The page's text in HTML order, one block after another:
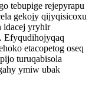
tebupige rejepyrapu
gekojy qijyqisicoxu
idacej yryhir
Efyqudihojyqaq
etacopetog oseq
turuqabisola
ymiw ubak